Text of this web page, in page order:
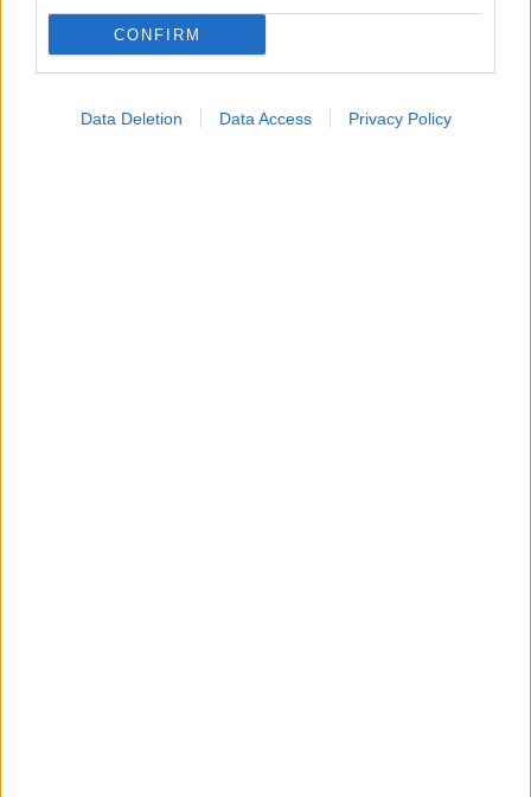
CONFIRM
Data Deletion Data Access Privacy Policy
Ε.E.Σ: 8 χρήσιμες οδηγίες για την ασφάλεια στο νερό